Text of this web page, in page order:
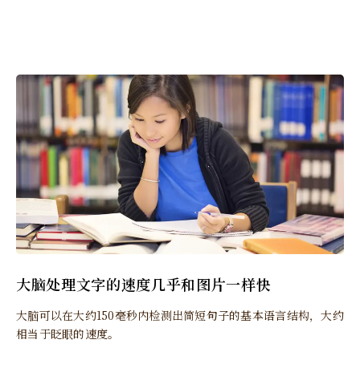
大脑处理文字的速度几乎和图片一样快
大脑可以在大约150毫秒内检测出简短句子的基本语言结构，大约
相当于眨眼的速度。